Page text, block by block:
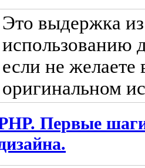
Это выдержка
использованию
если не желаете
оригинальном
Первые